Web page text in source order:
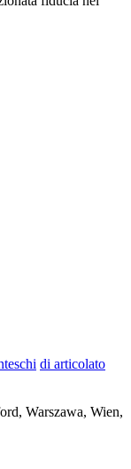
di articolato
Warszawa, Wien,